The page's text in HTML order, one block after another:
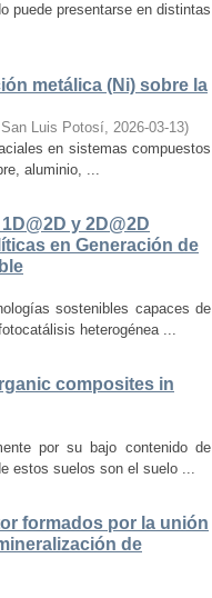
puede presentarse en distintas
metálica (Ni) sobre la
Luis Potosí, 2026-03-13)
en sistemas compuestos
aluminio, ...
y 2D@2D
en Generación de
sostenibles capaces de
heterogénea ...
composites in
por su bajo contenido de
estos suelos son el suelo ...
formados por la unión
de